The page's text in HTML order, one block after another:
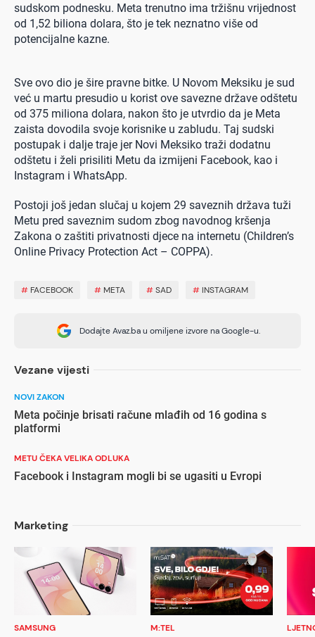
sudskom podnesku. Meta trenutno ima tržišnu vrijednost
od 1,52 biliona dolara, što je tek neznatno više od
potencijalne kazne.
Sve ovo dio je šire pravne bitke. U Novom Meksiku je sud
već u martu presudio u korist ove savezne države odštetu
od 375 miliona dolara, nakon što je utvrdio da je Meta
zaista dovodila svoje korisnike u zabludu. Taj sudski
postupak i dalje traje jer Novi Meksiko traži dodatnu
odštetu i želi prisiliti Metu da izmijeni Facebook, kao i
Instagram i WhatsApp.
Postoji još jedan slučaj u kojem 29 saveznih država tuži
Metu pred saveznim sudom zbog navodnog kršenja
Zakona o zaštiti privatnosti djece na internetu (Children’s
Online Privacy Protection Act – COPPA).
# FACEBOOK # META #SAD # INSTAGRAM
Dodajte Avaz.ba u omiljene izvore na Google-u.
Vezane vijesti
NOVI ZAKON
Meta počinje brisati račune mlađih od 16 godina s
platformi
METU ČEKA VELIKA ODLUKA
Facebook i Instagram mogli bi se ugasiti u Evropi
Marketing
SAMSUNG M:TEL